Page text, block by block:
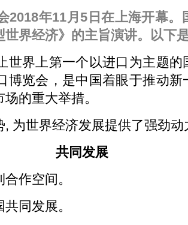
2018年11月5日在上海开幕
界经济》的主旨演讲。以下
世界上第一个以进口为主题
博览会，是中国着眼于推动
的重大举措。
为世界经济发展提供了强劲动
共同发展
作空间。
同发展。